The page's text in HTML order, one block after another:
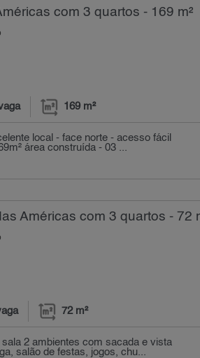
com 3 quartos - 169 m²
169 m²
local - face norte - acesso fácil
área construída - 03 ...
Américas com 3 quartos - 72
72 m²
2 ambientes com sacada e vista
salão de festas, jogos, chu...